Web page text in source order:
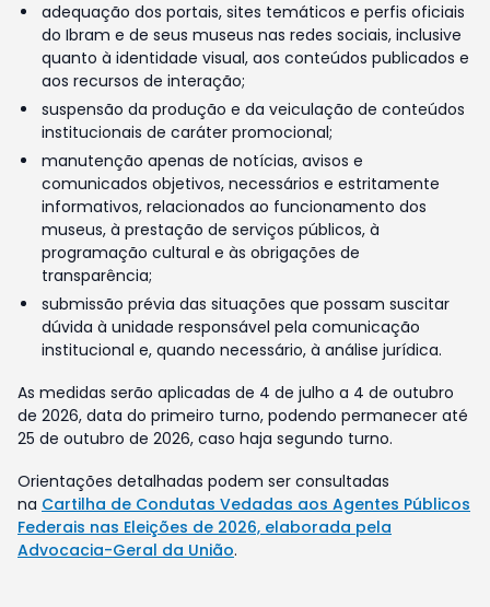
adequação dos portais, sites temáticos e perfis oficiais
do Ibram e de seus museus nas redes sociais, inclusive
quanto à identidade visual, aos conteúdos publicados e
aos recursos de interação;
suspensão da produção e da veiculação de conteúdos
institucionais de caráter promocional;
manutenção apenas de notícias, avisos e
comunicados objetivos, necessários e estritamente
informativos, relacionados ao funcionamento dos
museus, à prestação de serviços públicos, à
programação cultural e às obrigações de
transparência;
submissão prévia das situações que possam suscitar
dúvida à unidade responsável pela comunicação
institucional e, quando necessário, à análise jurídica.
As medidas serão aplicadas de 4 de julho a 4 de outubro
de 2026, data do primeiro turno, podendo permanecer até
25 de outubro de 2026, caso haja segundo turno.
Orientações detalhadas podem ser consultadas
na Cartilha de Condutas Vedadas aos Agentes Públicos
Federais nas Eleições de 2026, elaborada pela
Advocacia-Geral da União.